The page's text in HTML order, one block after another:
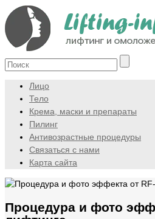
Лицо
Тело
Крема, маски и препараты
Пилинг
Антивозрастные процедуры
Связаться с нами
Карта сайта
Процедура и фото